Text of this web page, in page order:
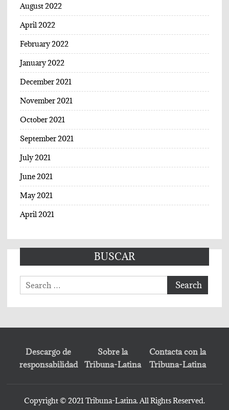
August 2022
April 2022
February 2022
January 2022
December 2021
November 2021
October 2021
September 2021
July 2021
June 2021
May 2021
April 2021
BUSCAR
Search
for:
Descargo de
responsabilidad
Sobre la
Tribuna-Latina
Contacta con la
Tribuna-Latina
Copyright © 2021 Tribuna-Latina. All Rights Reserved.